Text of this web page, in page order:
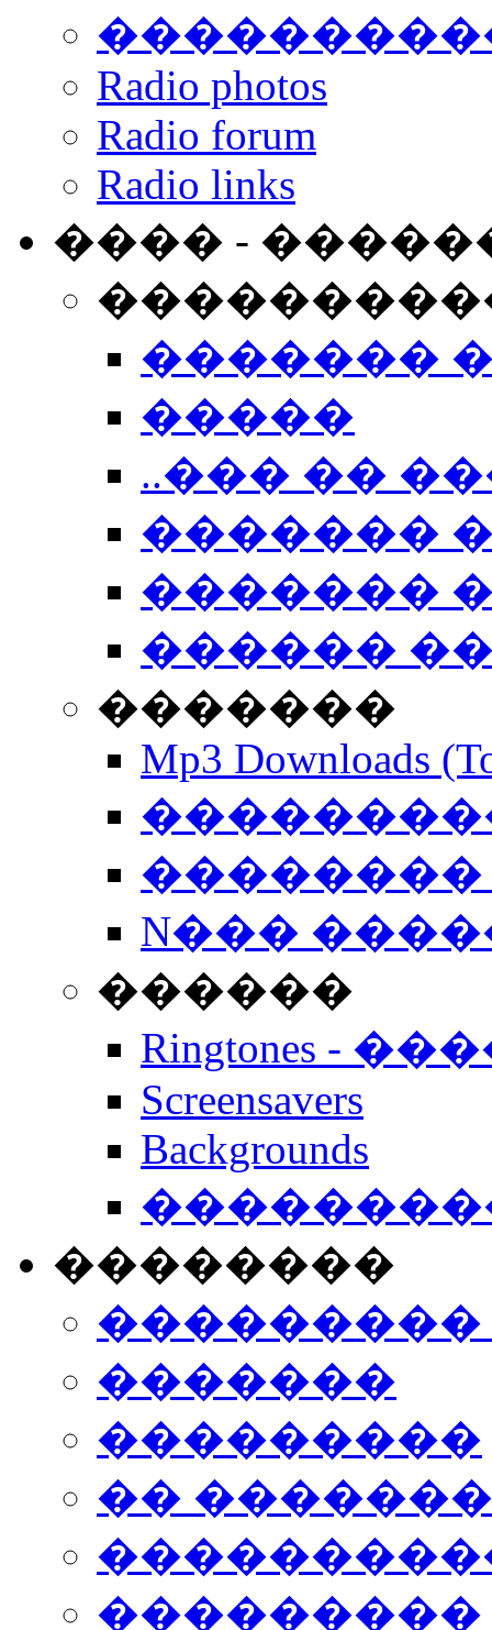
Radio photos
Radio forum
Radio links
���� -
�������
�����
..��� ��
�������
�������
������
�������
Mp3 Downloads
��������
N���
������
Ringtones -
Screensavers
Backgrounds
��������
���������
�������
���������
��
���������